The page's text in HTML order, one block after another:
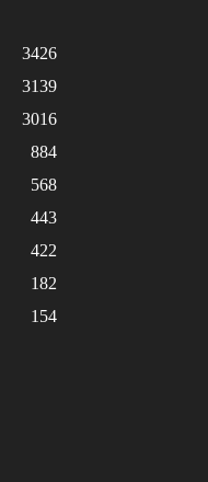
3426
3139
3016
884
568
443
422
182
154